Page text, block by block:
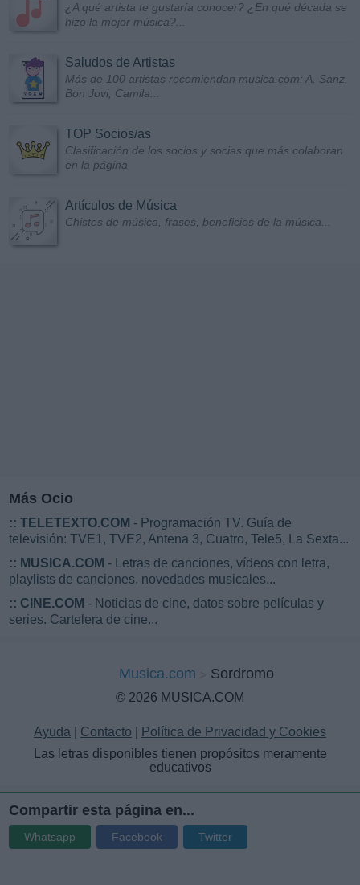
¿A qué artista te gustaría conocer? ¿En qué década se
hizo la mejor música?...
Saludos de Artistas
Más de 100 artistas recomiendan musica.com: A. Sanz,
Bon Jovi, Camila...
TOP Socios/as
Clasificación de los socios y socias que más colaboran
en la página
Artículos de Música
Chistes de música, frases, beneficios de la música...
Más Ocio
:: TELETEXTO.COM - Programación TV. Guía de
televisión: TVE1, TVE2, Antena 3, Cuatro, Tele5, La Sexta...
:: MUSICA.COM - Letras de canciones, vídeos con letra,
playlists de canciones, novedades musicales...
:: CINE.COM - Noticias de cine, datos sobre películas y
series. Cartelera de cine...
Musica.com Sordromo
© 2026 MUSICA.COM
Ayuda Contacto
Política de Privacidad y Cookies
Las letras disponibles tienen propósitos meramente
educativos
Compartir esta página en...
Whatsapp Facebook Twitter